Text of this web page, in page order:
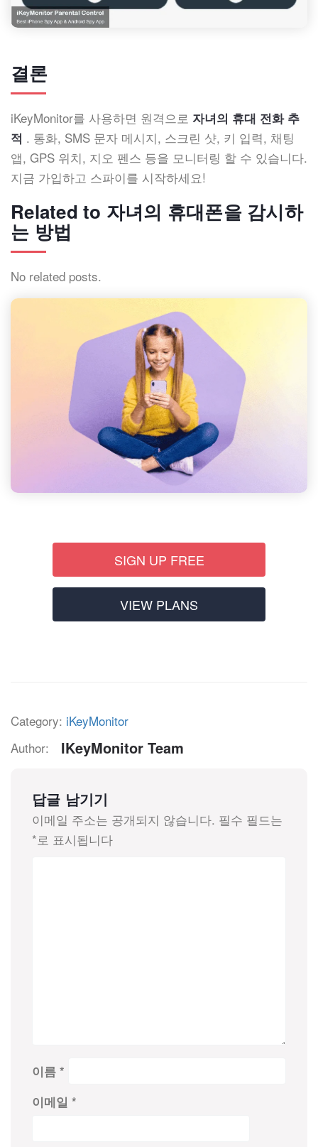
결론
iKeyMonitor를 사용하면 원격으로 자녀의 휴대 전화 추
적 . 통화, SMS 문자 메시지, 스크린 샷, 키 입력, 채팅
앱, GPS 위치, 지오 펜스 등을 모니터링 할 수 있습니다.
지금 가입하고 스파이를 시작하세요!
Related to 자녀의 휴대폰을 감시하
는 방법
No related posts.
SIGN UP FREE
VIEW PLANS
Category: iKeyMonitor
Author:
IKeyMonitor Team
답글 남기기
이메일 주소는 공개되지 않습니다. 필수 필드는
*로 표시됩니다
이름 *
이메일 *